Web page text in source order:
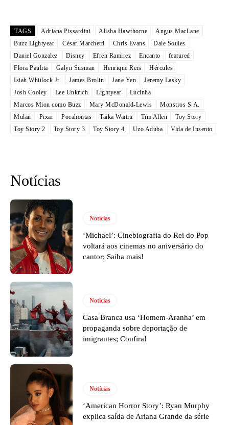
TAGS Adriana Pissardini Alisha Hawthorne
Angus MacLane
Buzz Lightyear
César Marchetti Chris Evans
Dale Soules
Daniel Gonzalez
Disney Efren Ramirez Encanto
featured
Flora Paulita
Galyn Susman Henrique Reis
Hércules
Isiah Whitlock Jr.
James Brolin Jane Yen
Jeremy Lasky
Josh Cooley
Lee Unkrich Lightyear
Lucinha
Marcos Mion como Buzz
Mary McDonald-Lewis
Monstros S.A.
Mulan
Pixar Pocahontas Taika Waititi Tim Allen
Toy Story
Toy Story 2
Toy Story 3 Toy Story 4 Uzo Aduba Vida de Insento
Notícias
Notícias
‘Michael’: Cinebiografia do Rei do Pop
voltará aos cinemas no aniversário do
cantor; Saiba mais!
Notícias
Casa Branca usa ‘Homem-Aranha’ em
propaganda sobre deportação de
imigrantes; Confira!
Notícias
‘American Horror Story’: Ryan Murphy
explica saída de Ariana Grande da série